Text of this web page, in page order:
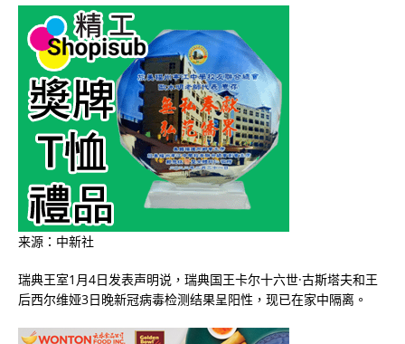
来源：中新社
瑞典王室1月4日发表声明说，瑞典国王卡尔十六世·古斯塔夫和王
后西尔维娅3日晚新冠病毒检测结果呈阳性，现已在家中隔离。